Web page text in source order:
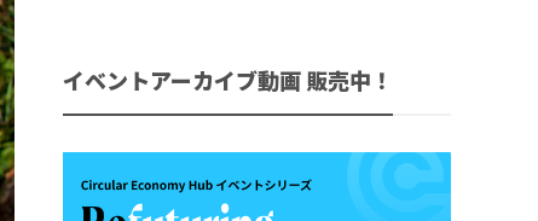
イベントアーカイブ動画 販売中！